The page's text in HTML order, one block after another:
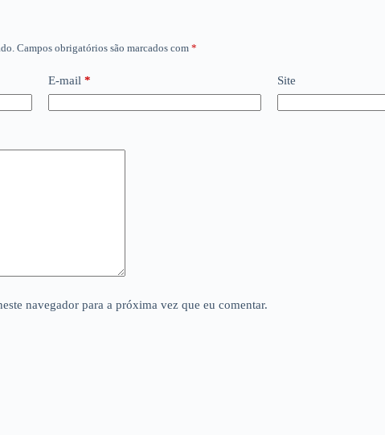
Campos obrigatórios são marcados com *
E-mail * Site
navegador para a próxima vez que eu comentar.